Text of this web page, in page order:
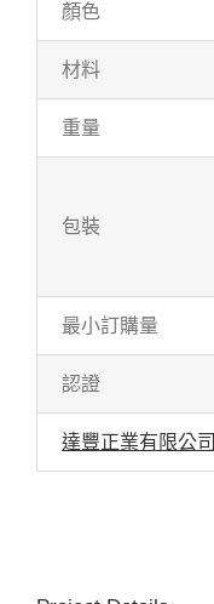
顏色
材料
重量
包裝
最小訂購量
認證
達豐正業有限公司